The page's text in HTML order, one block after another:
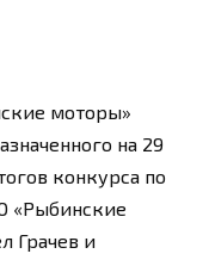
моторы»
на 29
конкурса по
«Рыбинские
Грачев и